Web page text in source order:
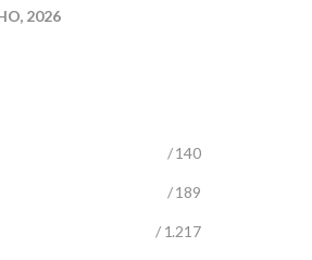
2026
/ 140
/ 189
/ 1.217